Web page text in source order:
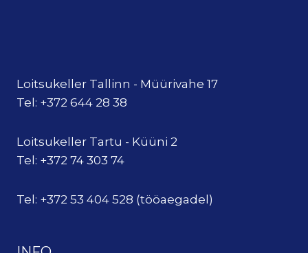
Loitsukeller Tallinn - Müürivahe 17
Tel: +372 644 28 38
Loitsukeller Tartu - Küüni 2
Tel: +372 74 303 74
Tel: +372 53 404 528 (tööaegadel)